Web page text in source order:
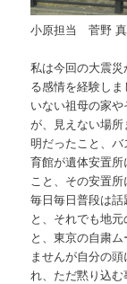
小原担当 菅野
私は今回の大震
る感情を経験し
いない祖母の家
が、見えない場
明だったこと、
育館が遺体安置
こと、その安置
毎日毎日普段は
と、それでも地
と、東京の自粛
ませんが自分の
れ、ただ黙り込む